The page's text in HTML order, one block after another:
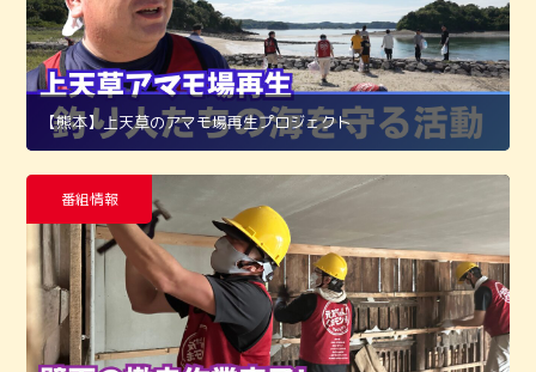
【熊本】上天草のアマモ場再生プロジェクト
番組情報